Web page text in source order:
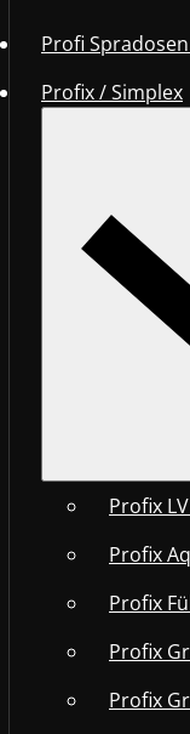
Profi
Profix / Simplex
Profix LV
Profix
Profix
Profix
Profix